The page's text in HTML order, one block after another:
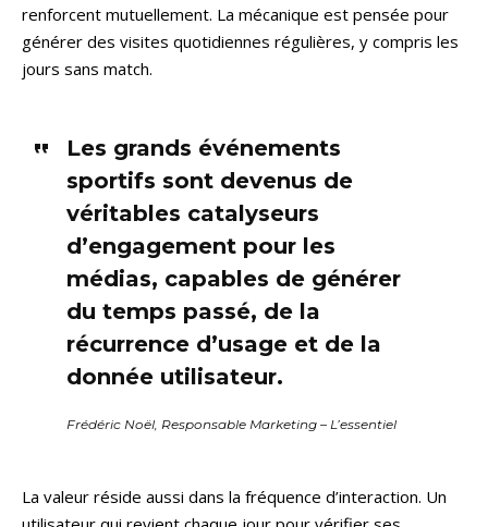
renforcent mutuellement. La mécanique est pensée pour
générer des visites quotidiennes régulières, y compris les
jours sans match.
Les grands événements
sportifs sont devenus de
véritables catalyseurs
d’engagement pour les
médias, capables de générer
du temps passé, de la
récurrence d’usage et de la
donnée utilisateur.
Frédéric Noël, Responsable Marketing – L’essentiel
La valeur réside aussi dans la fréquence d’interaction. Un